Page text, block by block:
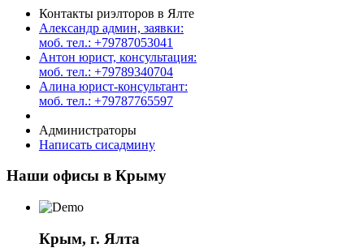
Контакты риэлторов в Ялте
Александр админ, заявки:
моб. тел.: +79787053041
Антон юрист, консультация:
моб. тел.: +79789340704
Алина юрист-консультант:
моб. тел.: +79787765597
Администраторы
Написать сисадмину
Наши офисы в Крыму
Крым, г. Ялта